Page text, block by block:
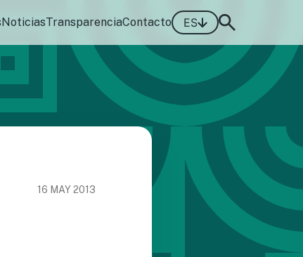
NoticiasTransparenciaContacto ES
16 MAY 2013